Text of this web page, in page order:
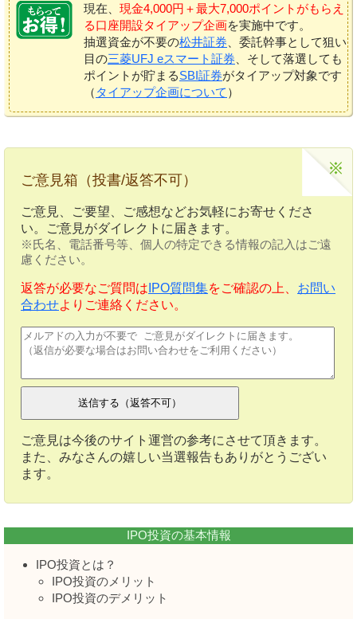
現在、 現金4,000円＋最大7,000ポイントがもらえ
る口座開設タイアップ企画を実施中です。
抽選資金が不要の松井証券 、委託幹事として狙い
目の三菱UFJ eスマート証券 、そして落選しても
ポイントが貯まるSBI証券がタイアップ対象です
（ タイアップ企画について ）
ご意見箱（投書/返答不可）
ご意見、ご要望、ご感想などお気軽にお寄せくださ
い。ご意見がダイレクトに届きます。
※氏名、電話番号等、個人の特定できる情報の記入はご遠
慮ください。
返答が必要なご質問は IPO質問集をご確認の上、 お問い
合わせよりご連絡ください。
ご意見は今後のサイト運営の参考にさせて頂きます。
また、みなさんの嬉しい当選報告もありがとうござい
ます。
IPO投資の基本情報
IPO投資とは？
IPO投資のメリット
IPO投資のデメリット